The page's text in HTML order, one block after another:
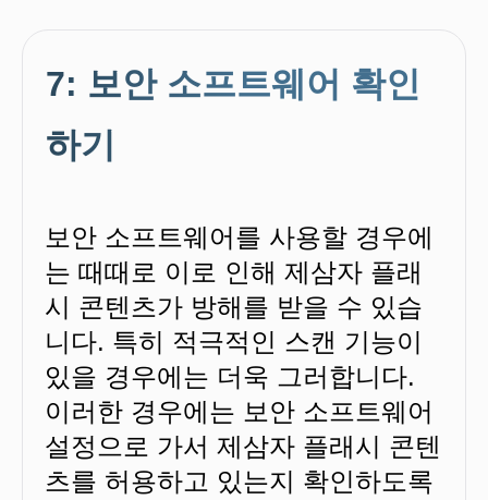
7: 보안 소프트웨어 확인
하기
보안 소프트웨어를 사용할 경우에
는 때때로 이로 인해 제삼자 플래
시 콘텐츠가 방해를 받을 수 있습
니다. 특히 적극적인 스캔 기능이
있을 경우에는 더욱 그러합니다.
이러한 경우에는 보안 소프트웨어
설정으로 가서 제삼자 플래시 콘텐
츠를 허용하고 있는지 확인하도록